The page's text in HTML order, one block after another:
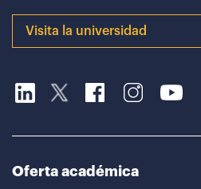
Visita la universidad
Oferta académica